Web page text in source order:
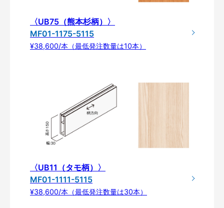
〈UB75（熊本杉柄）〉
MF01-1175-5115
¥38,600/本（最低発注数量は10本）
〈UB11（タモ柄）〉
MF01-1111-5115
¥38,600/本（最低発注数量は30本）